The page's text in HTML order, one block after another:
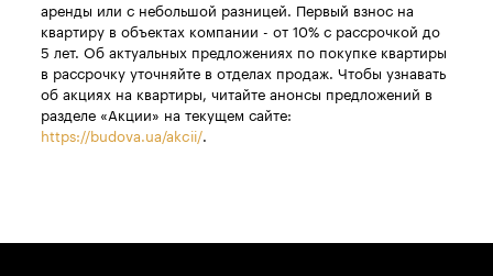
аренды или с небольшой разницей. Первый взнос на
квартиру в объектах компании - от 10% с рассрочкой до
5 лет. Об актуальных предложениях по покупке квартиры
в рассрочку уточняйте в отделах продаж. Чтобы узнавать
об акциях на квартиры, читайте анонсы предложений в
разделе «Акции» на текущем сайте:
https://budova.ua/akcii/.